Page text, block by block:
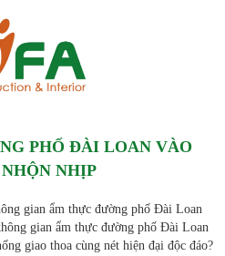
PHỐ ĐÀI LOAN VÀO
NHỊP
gian ẩm thực đường phố Đài Loan
gian ẩm thực đường phố Đài Loan
giao thoa cùng nét hiện đại độc đáo?